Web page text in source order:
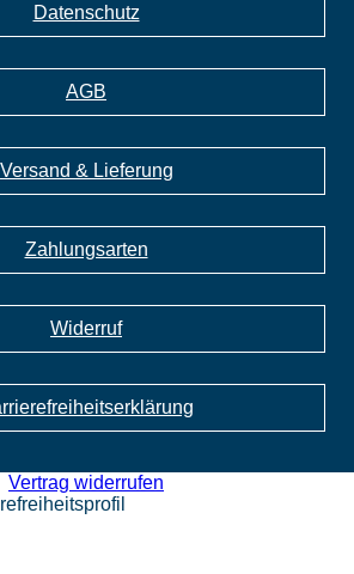
Datenschutz
AGB
Versand & Lieferung
Zahlungsarten
Widerruf
Vertrag widerrufen